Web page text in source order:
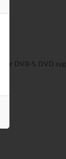
DVB-S, DVD